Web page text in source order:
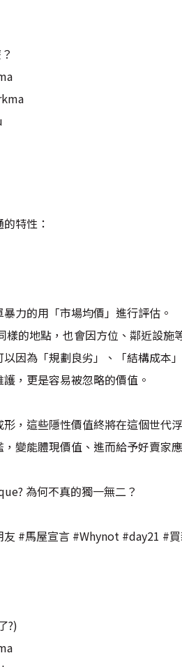
特性：
力的用「市場均價」進行評估。
的地點，也會因方位、鄰近設施
因為「規劃良劣」、「結構成本
，更是容易被忽略的價值。
，這些隱性價值終將在這個世代
變能體現價值、進而給予好賣家
為何不真的獨一無二？
#馬屋宣言 #Whynot #day21 #
?)